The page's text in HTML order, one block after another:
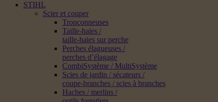
STIHL
Scier et couper
Tronçonneuses
Taille-haies /
taille-haies sur perche
Perches élagueuses /
perches d’élagage
CombiSystème / MultiSystème
Scies de jardin / sécateurs /
coupe-branches / scies à branches
Haches / merlins /